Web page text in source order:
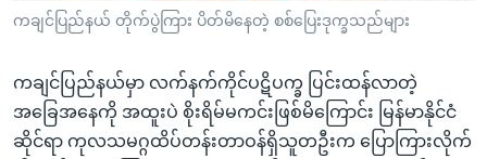
ကျော်
ရှာဖွေ
ဗွီအိုအေ လူမှုကွန်ယက်များ
ဘာသာစကားများ
ကချင်ပြည်နယ် တိုက်ပွဲကြား ပိတ်မိနေတဲ့ စစ်ပြေးဒုက္ခသည်များ
ကချင်ပြည်နယ်မှာ လက်နက်ကိုင်ပဋိပက္ခ ပြင်းထန်လာတဲ့
အခြေအနေကို အထူးပဲ စိုးရိမ်မကင်းဖြစ်မိကြောင်း မြန်မာနိုင်ငံ
ဆိုင်ရာ ကုလသမဂ္ဂထိပ်တန်းတာဝန်ရှိသူတဦးက ပြောကြားလိုက်